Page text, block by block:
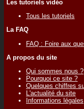
Les tutoriels vidéo
Tous les tutoriels
La FAQ
FAQ : Foire aux
A propos du site
Qui sommes nous ?
Pourquoi ce site ?
Quelques chiffres
L'actualité du site
Informations légales